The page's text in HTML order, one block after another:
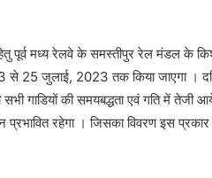
हेतु पूर्व मध्य रेलवे के समस्तीपुर रेल मंडल के
से 25 जुलाई, 2023 तक किया जाएगा ।
सभी गाडियों की समयबद्धता एवं गति में तेजी
रहेगा । जिसका विवरण इस